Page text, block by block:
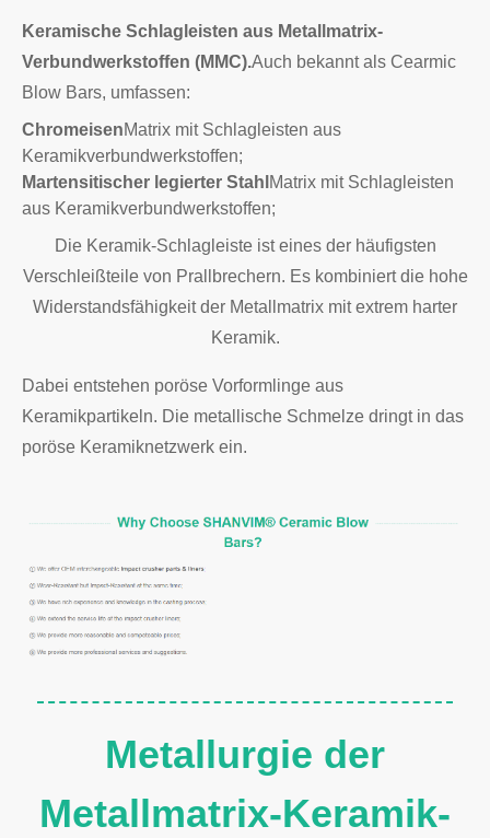
Keramische Schlagleisten aus Metallmatrix-
Verbundwerkstoffen (MMC).Auch bekannt als Cearmic
Blow Bars, umfassen:
ChromeisenMatrix mit Schlagleisten aus
Keramikverbundwerkstoffen;
Martensitischer legierter Stahl Matrix mit Schlagleisten
aus Keramikverbundwerkstoffen;
Die Keramik-Schlagleiste ist eines der häufigsten
Verschleißteile von Prallbrechern. Es kombiniert die hohe
Widerstandsfähigkeit der Metallmatrix mit extrem harter
Keramik.
Dabei entstehen poröse Vorformlinge aus
Keramikpartikeln. Die metallische Schmelze dringt in das
poröse Keramiknetzwerk ein.
Metallurgie der
Metallmatrix-Keramik-